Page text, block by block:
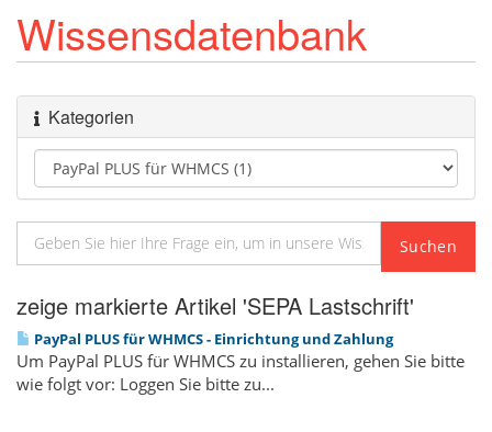
Wissensdatenbank
Kategorien
zeige markierte Artikel 'SEPA Lastschrift'
PayPal PLUS für WHMCS - Einrichtung und Zahlung
Um PayPal PLUS für WHMCS zu installieren, gehen Sie bitte
wie folgt vor: Loggen Sie bitte zu...